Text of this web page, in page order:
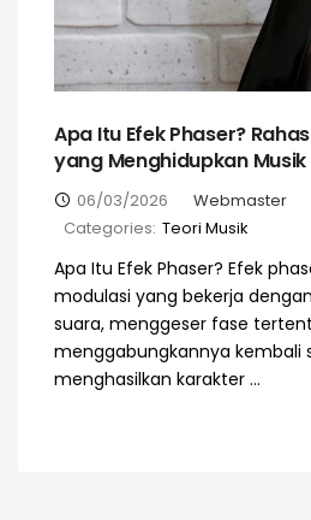
Apa Itu Efek Phaser?
yang Menghidupkan Musik
06/03/2026
Webmaster
Categories: Teori Musik
Apa Itu Efek Phaser? Efek
modulasi yang bekerja
suara, menggeser fase
menggabungkannya kembali
menghasilkan karakter ...